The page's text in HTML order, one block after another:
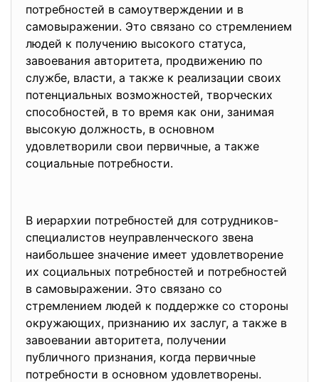
потребностей в самоутверждении и в
самовыражении. Это связано со стремлением
людей к получению высокого статуса,
завоевания авторитета, продвижению по
службе, власти, а также к реализации своих
потенциальных возможностей, творческих
способностей, в то время как они, занимая
высокую должность, в основном
удовлетворили свои первичные, а также
социальные потребности.
В иерархии потребностей для сотрудников-
специалистов неуправленческого звена
наибольшее значение имеет удовлетворение
их социальных потребностей и потребностей
в самовыражении. Это связано со
стремлением людей к поддержке со стороны
окружающих, признанию их заслуг, а также в
завоевании авторитета, получении
публичного признания, когда первичные
потребности в основном удовлетворены.